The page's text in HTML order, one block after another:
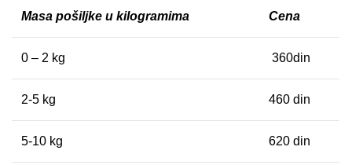
Masa pošiljke u kilogramima Cena
0 – 2 kg 360din
2-5 kg 460 din
5-10 kg 620 din